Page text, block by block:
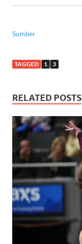
Sumber
TAGGED 1 3
RELATED POSTS